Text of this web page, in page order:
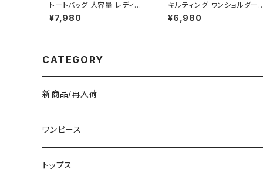
トートバッグ 大容量 レディー
ス フェイクレザー 無地 シン
プル バッグ A4対応 ママバッ
¥7,980
キルティング ワンショルダー
ッグ トライアングルバッグ ア
ンメトリーバッグ レディース
¥6,980
CATEGORY
新商品/再入荷
ワンピース
ミニ/ショート
トップス